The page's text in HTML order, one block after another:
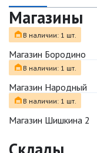
Магазины
В наличии: 1 шт.
Магазин Бородино
В наличии: 1 шт.
Магазин Народный
В наличии: 1 шт.
Магазин Шишкина 2